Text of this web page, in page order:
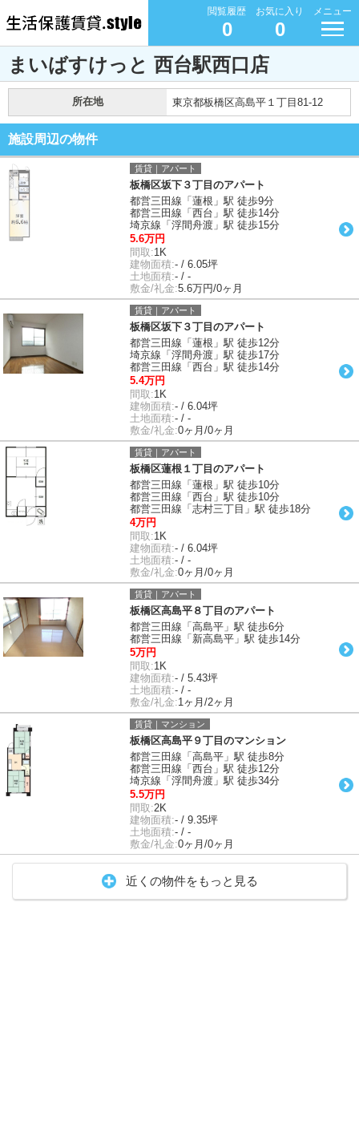
閲覧履歴
0
お気に入り
0
メニュー
まいばすけっと 西台駅西口店
所在地 東京都板橋区高島平１丁目81-12
施設周辺の物件
賃貸｜アパート
板橋区坂下３丁目のアパート
都営三田線「蓮根」駅 徒歩9分
都営三田線「西台」駅 徒歩14分
埼京線「浮間舟渡」駅 徒歩15分
5.6万円
間取:1K
建物面積:- / 6.05坪
土地面積:- / -
敷金/礼金:5.6万円/0ヶ月
賃貸｜アパート
板橋区坂下３丁目のアパート
都営三田線「蓮根」駅 徒歩12分
埼京線「浮間舟渡」駅 徒歩17分
都営三田線「西台」駅 徒歩14分
5.4万円
間取:1K
建物面積:- / 6.04坪
土地面積:- / -
敷金/礼金:0ヶ月/0ヶ月
賃貸｜アパート
板橋区蓮根１丁目のアパート
都営三田線「蓮根」駅 徒歩10分
都営三田線「西台」駅 徒歩10分
都営三田線「志村三丁目」駅 徒歩18分
4万円
間取:1K
建物面積:- / 6.04坪
土地面積:- / -
敷金/礼金:0ヶ月/0ヶ月
賃貸｜アパート
板橋区高島平８丁目のアパート
都営三田線「高島平」駅 徒歩6分
都営三田線「新高島平」駅 徒歩14分
5万円
間取:1K
建物面積:- / 5.43坪
土地面積:- / -
敷金/礼金:1ヶ月/2ヶ月
賃貸｜マンション
板橋区高島平９丁目のマンション
都営三田線「高島平」駅 徒歩8分
都営三田線「西台」駅 徒歩12分
埼京線「浮間舟渡」駅 徒歩34分
5.5万円
間取:2K
建物面積:- / 9.35坪
土地面積:- / -
敷金/礼金:0ヶ月/0ヶ月
近くの物件をもっと見る